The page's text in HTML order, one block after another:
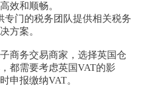
效和顺畅。
专门的税务团队提供相关税务
方案。
商务交易商家，选择英国仓
都需要考虑英国VAT的影
申报缴纳VAT。